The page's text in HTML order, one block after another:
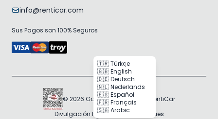
info@renticar.com
Sus Pagos son 100% Seguros
© 2026 Gogocar Bilişim A.Ş. | RentiCar
Divulgación RGPDPolítica de Cookies
🇹🇷 Türkçe
🇬🇧 English
🇩🇪 Deutsch
🇳🇱 Nederlands
🇪🇸 Español
🇫🇷 Français
🇸🇦 Arabic